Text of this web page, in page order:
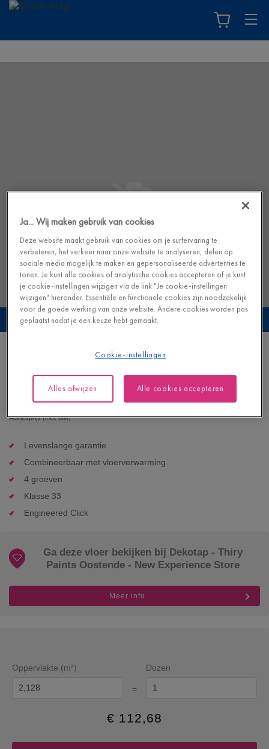
Bekijk deze vloer in je eigen interieur
Kusteik zand
VINYL - BLOS |AVSPU40322
52,95 €/m²
Adviesprijs (incl. btw)
Levenslange garantie
Combineerbaar met vloerverwarming
4 groeven
Klasse 33
Engineered Click
Ga deze vloer bekijken bij Dekotap - Thiry
Paints Oostende - New Experience Store
Meer info
Oppervlakte (m²)
=
Dozen
€ 112,68
Ja... Wij maken gebruik van cookies
Deze website maakt gebruik van cookies om je surfervaring te
verbeteren, het verkeer naar onze website te analyseren, delen op
sociale media mogelijk te maken en gepersonaliseerde advertenties te
tonen. Je kunt alle cookies of analytische cookies accepteren of je kunt
je cookie-instellingen wijzigen via de link "Je cookie-instellingen
wijzigen" hieronder. Essentiële en functionele cookies zijn noodzakelijk
voor de goede werking van onze website. Andere cookies worden pas
geplaatst nadat je een keuze hebt gemaakt.
Cookie-instellingen
Alles afwijzen Alle cookies accepteren